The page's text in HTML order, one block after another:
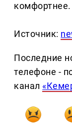
комфортнее.
Источник:
Последние
телефоне -
канал